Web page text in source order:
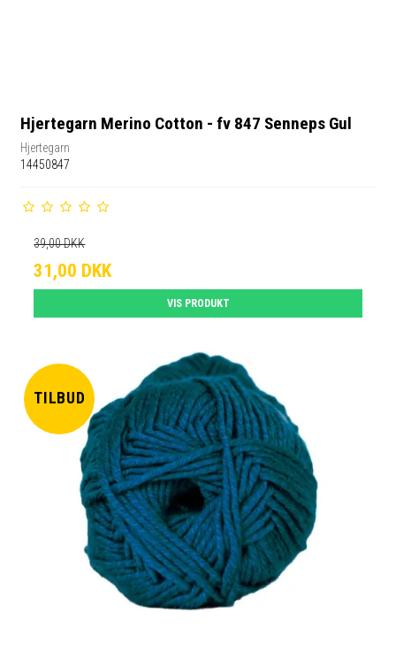
Hjertegarn Merino Cotton - fv 847 Senneps Gul
Hjertegarn
14450847
39,00 DKK
31,00 DKK
VIS PRODUKT
TILBUD